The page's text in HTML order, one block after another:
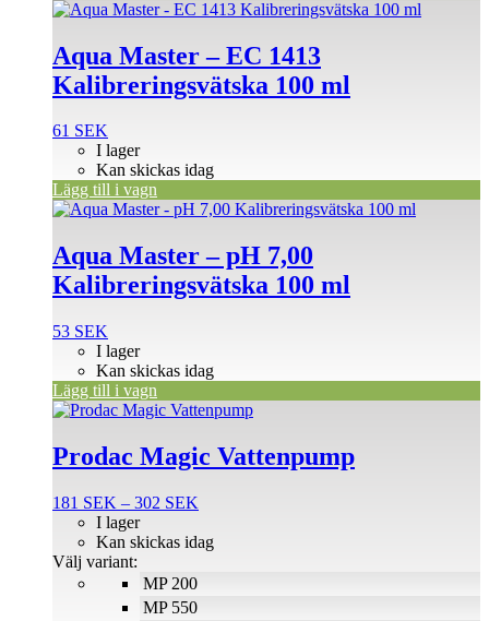
Aqua Master – EC 1413
Kalibreringsvätska 100 ml
61 SEK
I lager
Kan skickas idag
Lägg till i vagn
Aqua Master – pH 7,00
Kalibreringsvätska 100 ml
53 SEK
I lager
Kan skickas idag
Lägg till i vagn
Prodac Magic Vattenpump
181 SEK – 302 SEK
till
MP 200
MP 550
I lager
Kan skickas idag
Välj variant:
Den
produkten
har
varianter.
olika
alternativen